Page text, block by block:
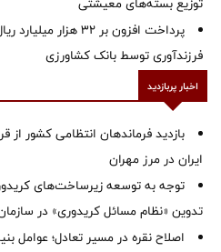
پرداخت افزون بر 32
فرزندآوری توسط بانک کشاورزی
اخبار پربازدید
بازدید فرماندهان انتظامی کشور
ایران در مرز مهران
توجه به توسعه زیرساخت‌های
تدوین «نظام مسائل کریدوری» در
اصلاح نقره در مسیر تعادل؛ عوامل